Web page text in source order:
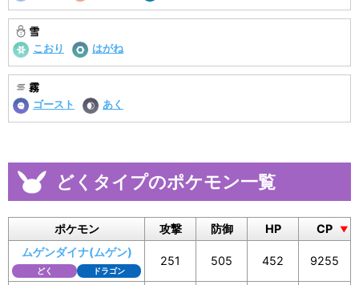
雪
こおり
はがね
霧
ゴースト
あく
どくタイプのポケモン一覧
ポケモン 攻撃 防御 HP
CP
ムゲンダイナ(ムゲン)
どく ドラゴン
251 505 452 9255